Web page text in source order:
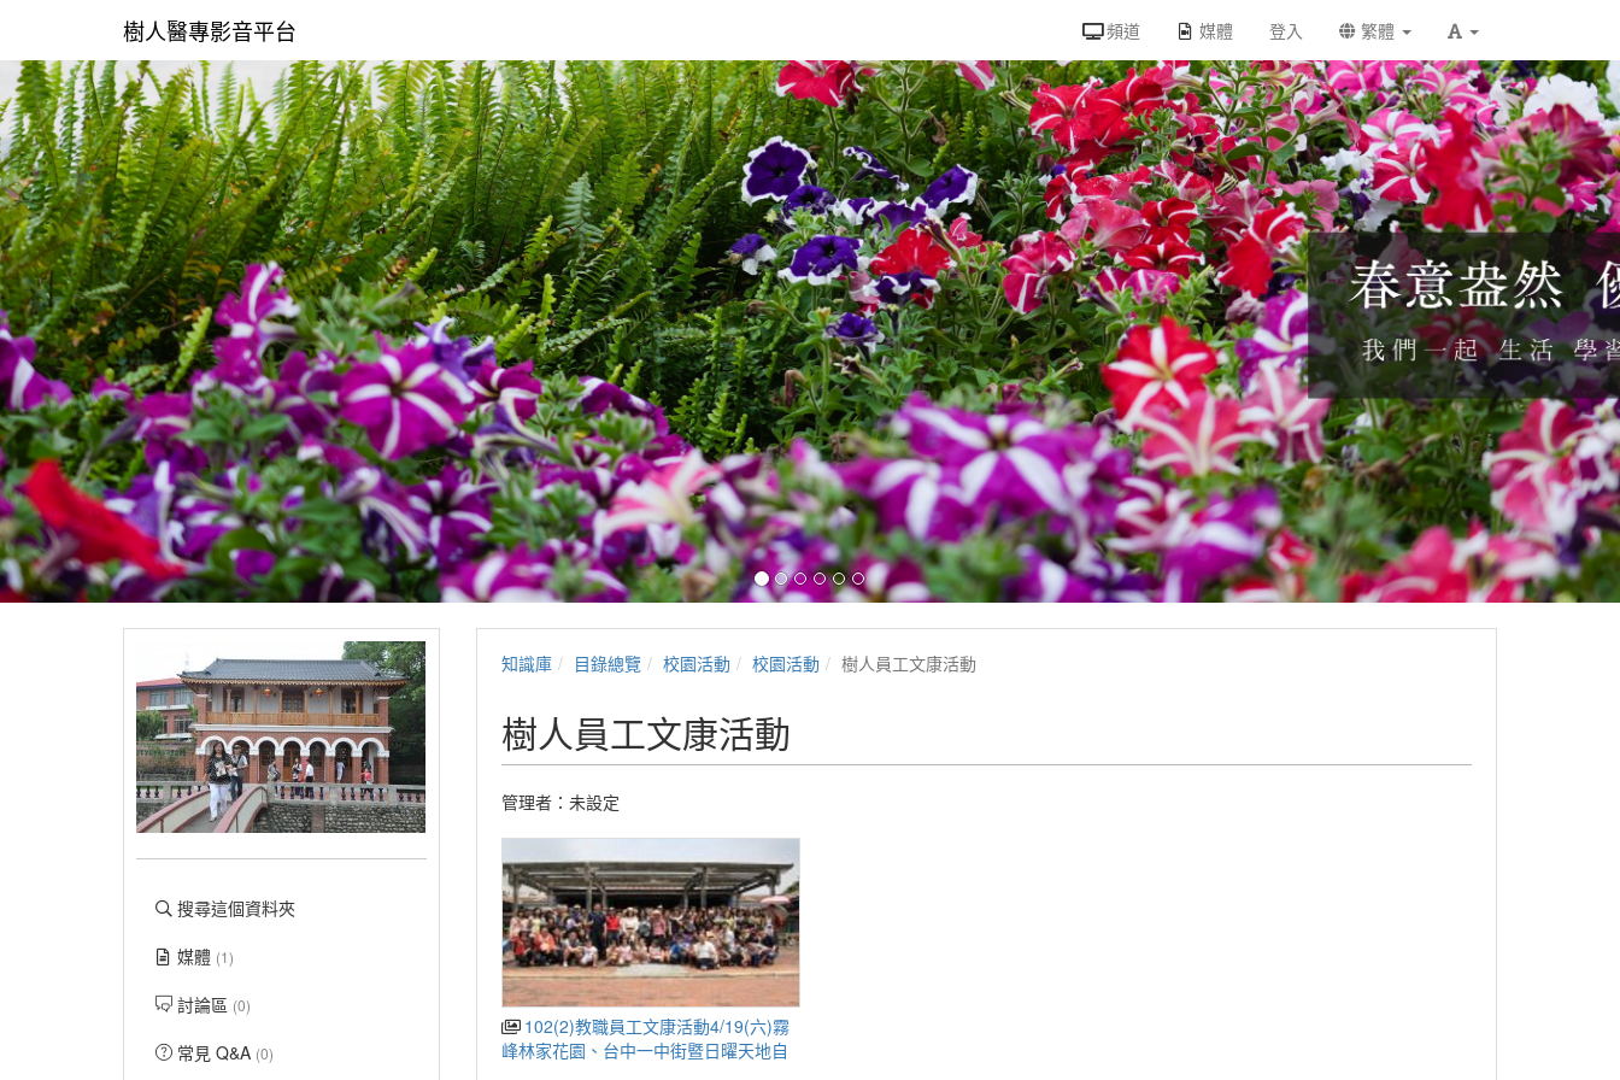
樹人醫專影音平台 頻道 媒體 登入 繁體
搜尋這個資料夾
媒體 (1)
討論區 (0)
常見 Q&A (0)
知識庫 目錄總覽 校園活動 校園活動 樹人員工文康活動
樹人員工文康活動
管理者：未設定
102(2)教職員工文康活動4/19(六)霧
峰林家花園、台中一中街暨日曜天地自